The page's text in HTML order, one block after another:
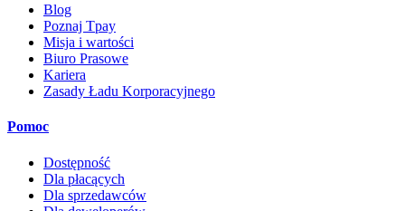
Blog
Poznaj Tpay
Misja i wartości
Biuro Prasowe
Kariera
Zasady Ładu Korporacyjnego
Pomoc
Dostępność
Dla płacących
Dla sprzedawców